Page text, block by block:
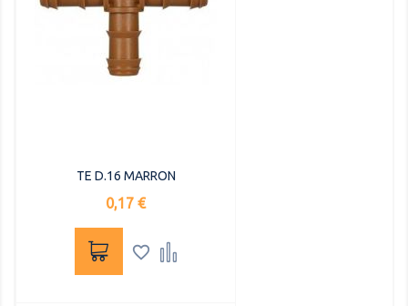
TE D.16 MARRON
Precio
0,17 €
 